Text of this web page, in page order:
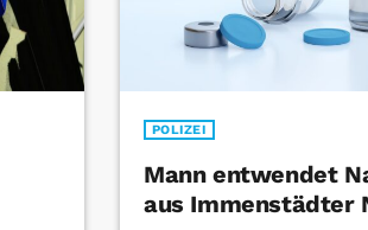
POLIZEI
Mann entwendet
aus Immenstädter